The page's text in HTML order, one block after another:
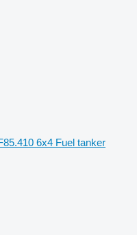
6x4 Fuel tanker